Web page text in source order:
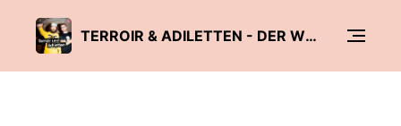
TERROIR & ADILETTEN - DER WEINPODCAST